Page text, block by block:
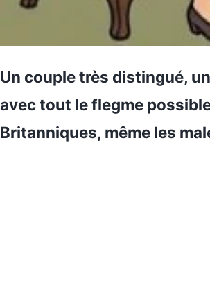
Un couple très distingué,
avec tout le flegme
Britanniques, même les